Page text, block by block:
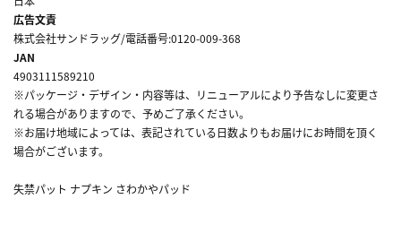
広告文責
株式会社サンドラッグ/電話番号:0120-009-368
JAN
4903111589210
※パッケージ・デザイン・内容等は、リニューアルにより予告なしに変更さ
れる場合がありますので、予めご了承ください。
※お届け地域によっては、表記されている日数よりもお届けにお時間を頂く
場合がございます。
失禁パット ナプキン さわかやパッド